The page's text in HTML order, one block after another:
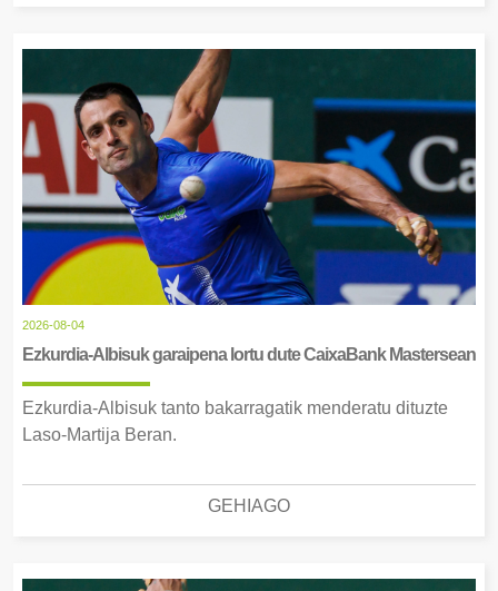
2026-08-04
Ezkurdia-Albisuk garaipena lortu dute CaixaBank Mastersean
Ezkurdia-Albisuk tanto bakarragatik menderatu dituzte
Laso-Martija Beran.
GEHIAGO